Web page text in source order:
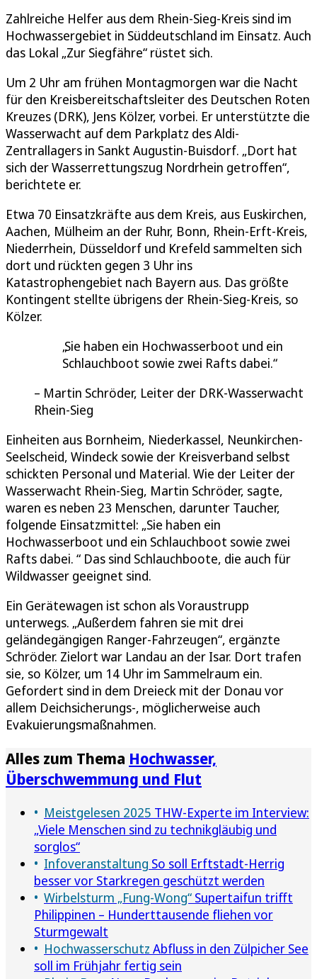
Zahlreiche Helfer aus dem Rhein-Sieg-Kreis sind im
Hochwassergebiet in Süddeutschland im Einsatz. Auch
das Lokal „Zur Siegfähre“ rüstet sich.
Um 2 Uhr am frühen Montagmorgen war die Nacht
für den Kreisbereitschaftsleiter des Deutschen Roten
Kreuzes (DRK), Jens Kölzer, vorbei. Er unterstützte die
Wasserwacht auf dem Parkplatz des Aldi-
Zentrallagers in Sankt Augustin-Buisdorf. „Dort hat
sich der Wasserrettungszug Nordrhein getroffen“,
berichtete er.
Etwa 70 Einsatzkräfte aus dem Kreis, aus Euskirchen,
Aachen, Mülheim an der Ruhr, Bonn, Rhein-Erft-Kreis,
Niederrhein, Düsseldorf und Krefeld sammelten sich
dort und rückten gegen 3 Uhr ins
Katastrophengebiet nach Bayern aus. Das größte
Kontingent stellte übrigens der Rhein-Sieg-Kreis, so
Kölzer.
Sie haben ein Hochwasserboot und ein
Schlauchboot sowie zwei Rafts dabei.
Martin Schröder, Leiter der DRK-Wasserwacht
Rhein-Sieg
Einheiten aus Bornheim, Niederkassel, Neunkirchen-
Seelscheid, Windeck sowie der Kreisverband selbst
schickten Personal und Material. Wie der Leiter der
Wasserwacht Rhein-Sieg, Martin Schröder, sagte,
waren es neben 23 Menschen, darunter Taucher,
folgende Einsatzmittel: „Sie haben ein
Hochwasserboot und ein Schlauchboot sowie zwei
Rafts dabei. “ Das sind Schlauchboote, die auch für
Wildwasser geeignet sind.
Ein Gerätewagen ist schon als Voraustrupp
unterwegs. „Außerdem fahren sie mit drei
geländegängigen Ranger-Fahrzeugen“, ergänzte
Schröder. Zielort war Landau an der Isar. Dort trafen
sie, so Kölzer, um 14 Uhr im Sammelraum ein.
Gefordert sind in dem Dreieck mit der Donau vor
allem Deichsicherungs-, möglicherweise auch
Evakuierungsmaßnahmen.
Alles zum Thema Hochwasser,
Überschwemmung und Flut
Meistgelesen 2025 THW-Experte im Interview:
„Viele Menschen sind zu technikgläubig und
sorglos“
Infoveranstaltung So soll Erftstadt-Herrig
besser vor Starkregen geschützt werden
Wirbelsturm „Fung-Wong“ Supertaifun trifft
Philippinen – Hunderttausende fliehen vor
Sturmgewalt
Hochwasserschutz Abfluss in den Zülpicher See
soll im Frühjahr fertig sein